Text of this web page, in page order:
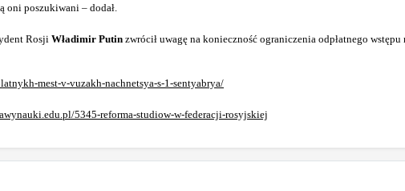
oni poszukiwani – dodał.
Rosji Władimir Putin zwrócił uwagę na konieczność ograniczenia odpłatnego
mest-v-vuzakh-nachnetsya-s-1-sentyabrya/
5345-reforma-studiow-w-federacji-rosyjskiej